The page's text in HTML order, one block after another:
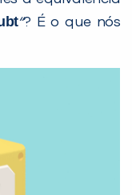
“?
É o que nós
MÉTODO